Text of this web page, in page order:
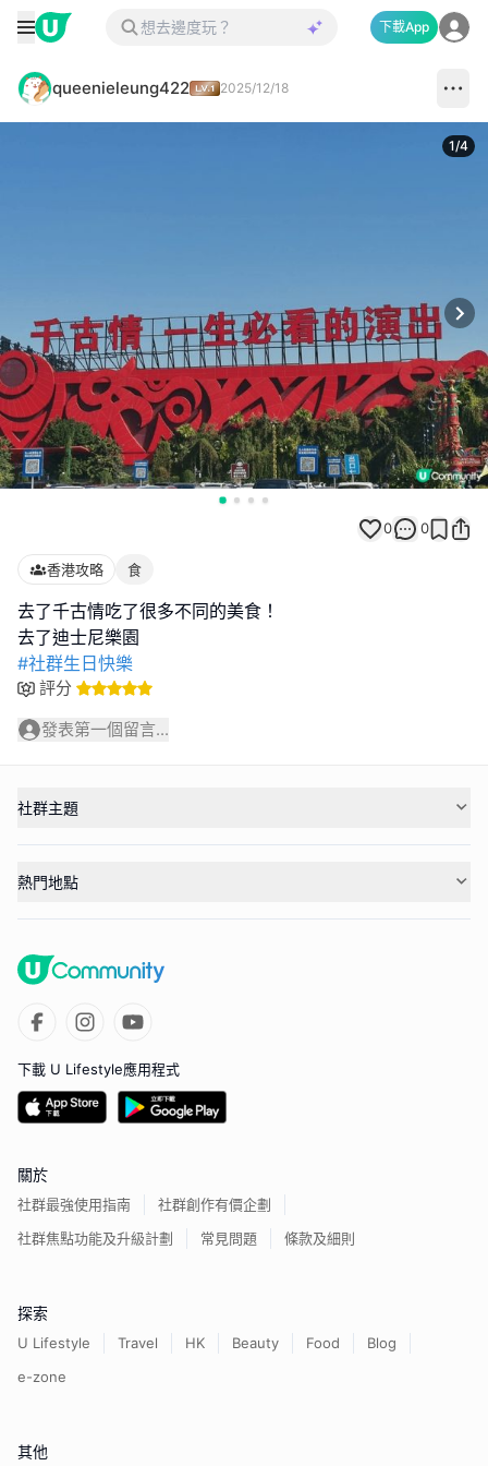
下載App
queenieleung422 2025/12/18
1/4
0 0
香港攻略 食
去了千古情吃了很多不同的美食！
#社群生日快樂
評分
發表第一個留言...
社群主題
熱門地點
下載 U Lifestyle應用程式
關於
社群最強使用指南
社群創作有價企劃
社群焦點功能及升級計劃
常見問題 條款及細則
探索
U Lifestyle Travel HK Beauty Food
Blog
e-zone
其他